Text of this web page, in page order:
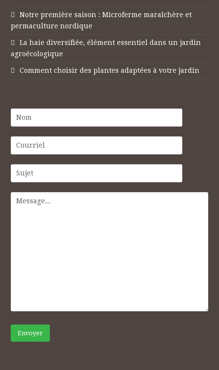
Notre première saison : Microferme maraîchère et
permaculture nordique
La haie diversifiée, élément essentiel dans un jardin
agroécologique
Comment choisir des plantes adaptées à votre jardin